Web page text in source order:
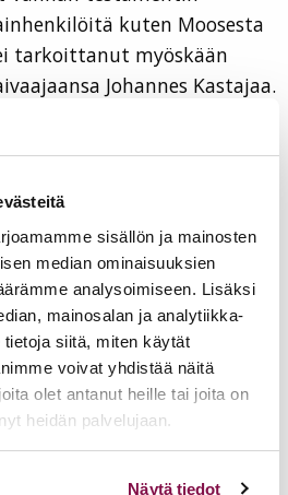
sisällön ja mainosten
median ominaisuuksien
analysoimiseen. Lisäksi
mainosalan ja analytiikka-
siitä, miten käytät
voivat yhdistää näitä
olet antanut heille tai joita on
heidän palvelujaan.
Näytä tiedot
kuten Moosesta
tarkoittanut myöskään
Johannes Kastajaa.
Jumalan lähettämiin
aidan yli hyppiviin pahoihin.
ovat niitä saarnaajia ja
Jumalan luomia
heistä jotain
niitä, joita kiinnostaa
vääriä opettajia.
itseensäkin tarttuvan jotain
johtajan gloriasta?
ja kansankiihottajat